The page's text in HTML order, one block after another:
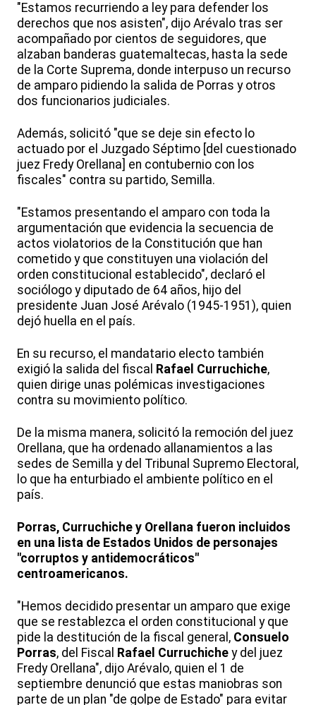
"Estamos recurriendo a ley para defender los
derechos que nos asisten", dijo Arévalo tras ser
acompañado por cientos de seguidores, que
alzaban banderas guatemaltecas, hasta la sede
de la Corte Suprema, donde interpuso un recurso
de amparo pidiendo la salida de Porras y otros
dos funcionarios judiciales.
Además, solicitó "que se deje sin efecto lo
actuado por el Juzgado Séptimo [del cuestionado
juez Fredy Orellana] en contubernio con los
fiscales" contra su partido, Semilla.
"Estamos presentando el amparo con toda la
argumentación que evidencia la secuencia de
actos violatorios de la Constitución que han
cometido y que constituyen una violación del
orden constitucional establecido", declaró el
sociólogo y diputado de 64 años, hijo del
presidente Juan José Arévalo (1945-1951), quien
dejó huella en el país.
En su recurso, el mandatario electo también
exigió la salida del fiscal Rafael Curruchiche,
quien dirige unas polémicas investigaciones
contra su movimiento político.
De la misma manera, solicitó la remoción del juez
Orellana, que ha ordenado allanamientos a las
sedes de Semilla y del Tribunal Supremo Electoral,
lo que ha enturbiado el ambiente político en el
país.
Porras, Curruchiche y Orellana fueron incluidos
en una lista de Estados Unidos de personajes
"corruptos y antidemocráticos"
centroamericanos.
"Hemos decidido presentar un amparo que exige
que se restablezca el orden constitucional y que
pide la destitución de la fiscal general, Consuelo
Porras, del Fiscal Rafael Curruchiche y del juez
Fredy Orellana", dijo Arévalo, quien el 1 de
septiembre denunció que estas maniobras son
parte de un plan "de golpe de Estado" para evitar